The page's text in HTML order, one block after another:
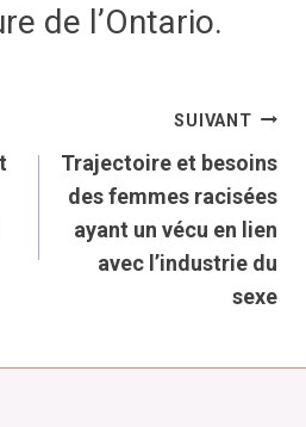
de l’Ontario.
SUIVANT
Trajectoire et besoins
des femmes racisées
ayant un vécu en lien
avec l’industrie du
sexe